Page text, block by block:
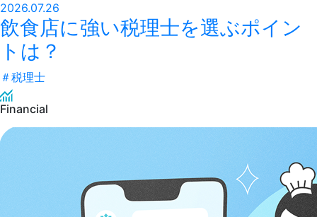
2026.07.26
飲食店に強い税理士を選ぶポイン
トは？
＃税理士
Financial